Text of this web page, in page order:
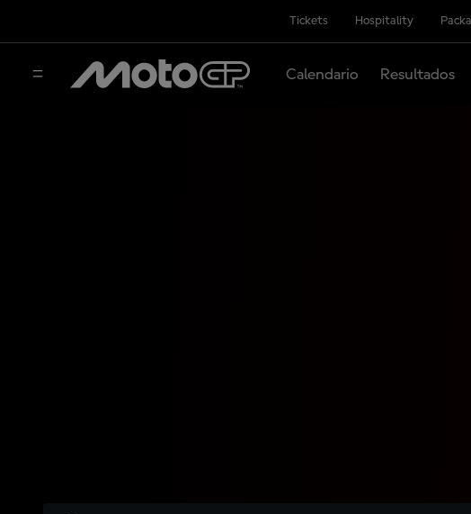
Tickets Hospitality
Calendario Resultados